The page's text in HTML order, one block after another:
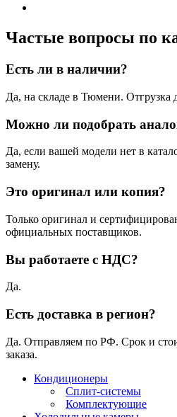
Частые вопросы по
Есть ли в наличии?
Да, на складе в Тюмени. Отгрузка
Можно ли подобрать
Да, если вашей модели нет в
замену.
Это оригинал или копия?
Только оригинал и
официальных поставщиков.
Вы работаете с НДС?
Да.
Есть доставка в регион?
Да. Отправляем по РФ. Срок и
заказа.
Кондиционеры
Сплит-системы
Комплектующие